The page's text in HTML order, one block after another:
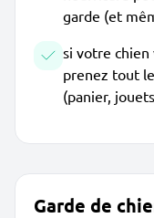
garde (et
si votre chien
prenez tout
(panier,
Garde de